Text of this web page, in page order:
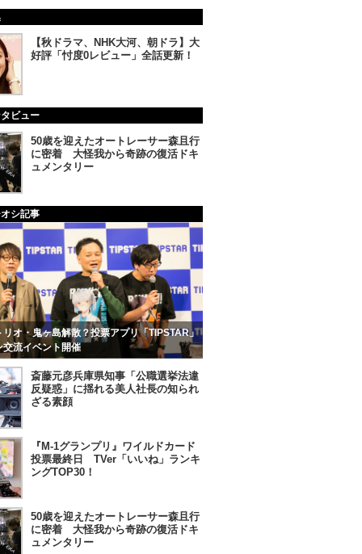
【秋ドラマ、NHK大河、朝ドラ】大
好評「忖度0レビュー」全話更新！
ビュー
50歳を迎えたオートレーサー森且行
に密着 大怪我から奇跡の復活ドキ
ュメンタリー
シ記事
リオ・鬼ヶ島解散？投票アプリ「TIPSTAR」
交流イベント開催
斎藤元彦兵庫県知事「公職選挙法違
反疑惑」に揺れる美人社長の知られ
ざる素顔
『M-1グランプリ』ワイルドカード
投票最終日 TVer「いいね」ランキ
ングTOP30！
50歳を迎えたオートレーサー森且行
に密着 大怪我から奇跡の復活ドキ
ュメンタリー